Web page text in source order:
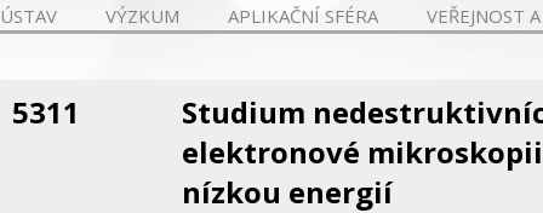
ÚSTAV VÝZKUM APLIKAČNÍ SFÉRA VEŘEJNOST
5311
Studium
elektronové
nízkou energií